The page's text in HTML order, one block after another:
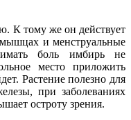
К тому же он действует
и менструальные
боль имбирь не
место приложить
Растение полезно для
при заболеваниях
остроту зрения.